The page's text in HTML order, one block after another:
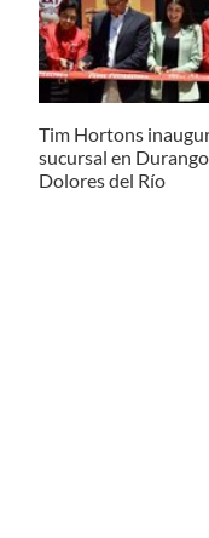
Tim Hortons
sucursal en
Dolores del Río